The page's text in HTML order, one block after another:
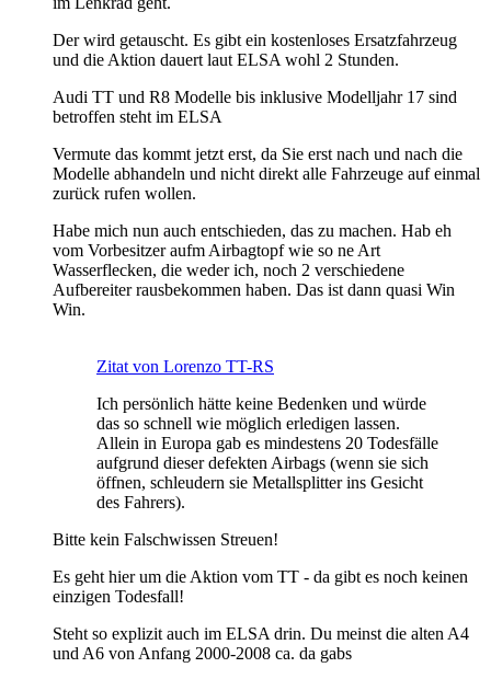
Der wird getauscht. Es gibt ein kostenloses Ersatzfahrzeug
und die Aktion dauert laut ELSA wohl 2 Stunden.
Audi TT und R8 Modelle bis inklusive Modelljahr 17 sind
betroffen steht im ELSA
Vermute das kommt jetzt erst, da Sie erst nach und nach die
Modelle abhandeln und nicht direkt alle Fahrzeuge auf einmal
zurück rufen wollen.
Habe mich nun auch entschieden, das zu machen. Hab eh
vom Vorbesitzer aufm Airbagtopf wie so ne Art
Wasserflecken, die weder ich, noch 2 verschiedene
Aufbereiter rausbekommen haben. Das ist dann quasi Win
Win.
Zitat von Lorenzo TT-RS
Ich persönlich hätte keine Bedenken und würde
das so schnell wie möglich erledigen lassen.
Allein in Europa gab es mindestens 20 Todesfälle
aufgrund dieser defekten Airbags (wenn sie sich
öffnen, schleudern sie Metallsplitter ins Gesicht
des Fahrers).
Bitte kein Falschwissen Streuen!
Es geht hier um die Aktion vom TT - da gibt es noch keinen
einzigen Todesfall!
Steht so explizit auch im ELSA drin. Du meinst die alten A4
und A6 von Anfang 2000-2008 ca. da gabs